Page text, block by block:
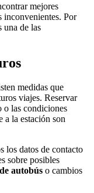
mejores
inconvenientes. Por
una de las
medidas que
viajes. Reservar
o las condiciones
a la estación son
los datos de contacto
sobre posibles
autobús o cambios